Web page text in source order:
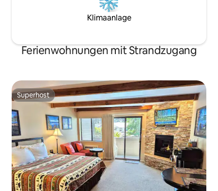
Klimaanlage
Ferienwohnungen mit Strandzugang
Superhost
Superhost